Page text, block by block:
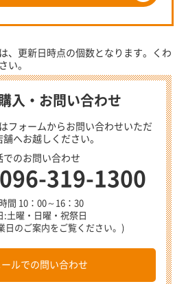
、更新日時点の個数となります。くわ
い。
入・お問い合わせ
フォームからお問い合わせいただ
舗へお越しください。
でのお問い合わせ
096-319-1300
間 10：00～16：30
:土曜・日曜・祝祭日
日のご案内をご覧ください。)
ールでの問い合わせ